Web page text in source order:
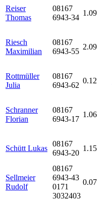
Reiser
Thomas
08167
6943-34
1.09
Riesch
Maximilian
08167
6943-55
2.09
Rottmüller
Julia
08167
6943-62
0.12
Schranner
Florian
08167
6943-17
1.06
Schütt Lukas
08167
6943-20
1.15
Sellmeier
Rudolf
08167
6943-43
0171
3032403
0.07